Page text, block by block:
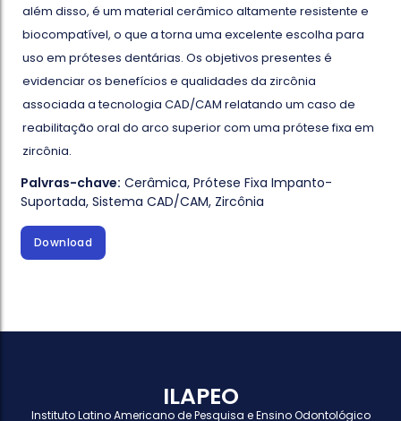
além disso, é um material cerâmico altamente resistente e
biocompatível, o que a torna uma excelente escolha para
uso em próteses dentárias. Os objetivos presentes é
evidenciar os benefícios e qualidades da zircônia
associada a tecnologia CAD/CAM relatando um caso de
reabilitação oral do arco superior com uma prótese fixa em
zircônia.
Palvras-chave: Cerâmica,Prótese Fixa Impanto-
Suportada,Sistema CAD/CAM, Zircônia
Download
ILAPEO
Instituto Latino Americano de Pesquisa e Ensino Odontológico